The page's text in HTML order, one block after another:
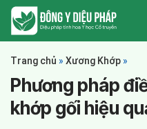
Trang chủ » Xương Khớp »
Phương pháp
khớp gối hiệu